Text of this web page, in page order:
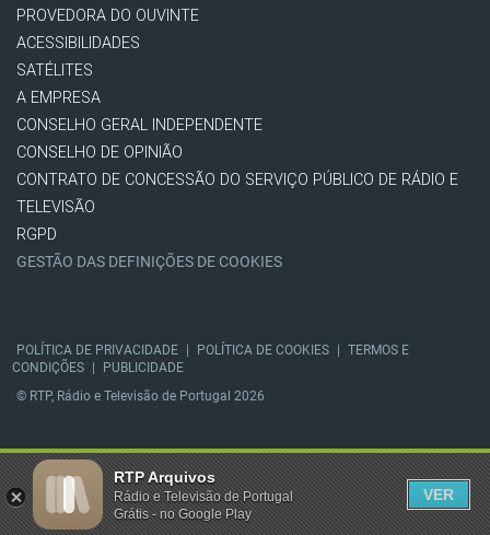
PROVEDORA DO OUVINTE
ACESSIBILIDADES
SATÉLITES
A EMPRESA
CONSELHO GERAL INDEPENDENTE
CONSELHO DE OPINIÃO
CONTRATO DE CONCESSÃO DO SERVIÇO PÚBLICO DE RÁDIO E
TELEVISÃO
RGPD
GESTÃO DAS DEFINIÇÕES DE COOKIES
POLÍTICA DE PRIVACIDADE POLÍTICA DE COOKIES
TERMOS E
CONDIÇÕES
PUBLICIDADE
© RTP, Rádio e Televisão de Portugal 2026
RTP Arquivos
Rádio e Televisão de Portugal
Grátis - no Google Play
VER